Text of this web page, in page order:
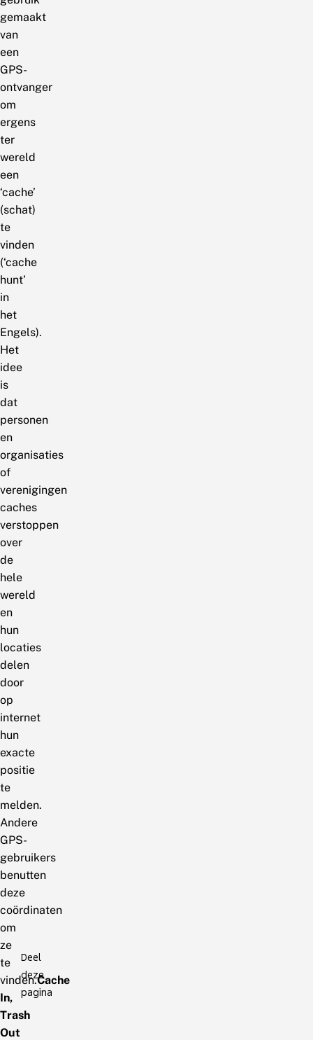
gemaakt
van
een
GPS-
ontvanger
om
ergens
ter
wereld
een
‘cache’
(schat)
te
vinden
(‘cache
hunt’
in
het
Engels).
Het
idee
is
dat
personen
en
organisaties
of
verenigingen
caches
verstoppen
over
de
hele
wereld
en
hun
locaties
delen
door
op
internet
hun
exacte
positie
te
melden.
Andere
GPS-
gebruikers
benutten
deze
coördinaten
om
ze
te
vinden.Cache
In,
Trash
Out
Deel
deze
pagina